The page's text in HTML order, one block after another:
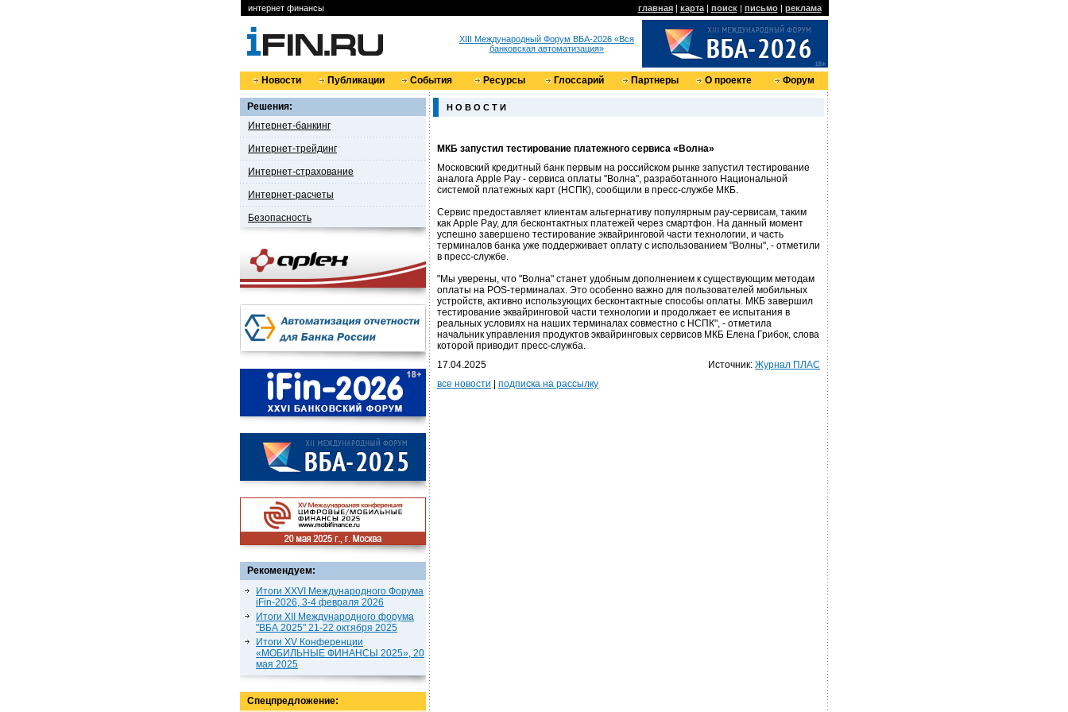
интернет финансы главная| карта| поиск| письмо| реклама
XIII Международный Форум ВБА-2026 «Вся
банковская автоматизация»
Новости Публикации События Ресурсы Глоссарий Партнеры О проекте Форум
Решения:
Интернет-банкинг
Интернет-трейдинг
Интернет-страхование
Интернет-расчеты
Безопасность
Рекомендуем:
Итоги XXVI Международного Форума
iFin-2026, 3-4 февраля 2026
Итоги XII Международного форума
"ВБА 2025" 21-22 октября 2025
Итоги XV Конференции
«МОБИЛЬНЫЕ ФИНАНСЫ 2025», 20
мая 2025
Спецпредложение:
Н О В О С Т И
МКБ запустил тестирование платежного сервиса «Волна»
Московский кредитный банк первым на российском рынке запустил тестирование
аналога Apple Pay - сервиса оплаты "Волна", разработанного Национальной
системой платежных карт (НСПК), сообщили в пресс-службе МКБ.
Сервис предоставляет клиентам альтернативу популярным pay-сервисам, таким
как Apple Pay, для бесконтактных платежей через смартфон. На данный момент
успешно завершено тестирование эквайринговой части технологии, и часть
терминалов банка уже поддерживает оплату с использованием "Волны", - отметили
в пресс-службе.
"Мы уверены, что "Волна" станет удобным дополнением к существующим методам
оплаты на POS-терминалах. Это особенно важно для пользователей мобильных
устройств, активно использующих бесконтактные способы оплаты. МКБ завершил
тестирование эквайринговой части технологии и продолжает ее испытания в
реальных условиях на наших терминалах совместно с НСПК", - отметила
начальник управления продуктов эквайринговых сервисов МКБ Елена Грибок, слова
которой приводит пресс-служба.
17.04.2025
Источник: Журнал ПЛАС
все новости
подписка на рассылку